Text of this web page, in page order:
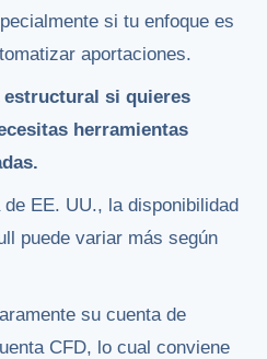
si tu enfoque es
aportaciones.
si quieres
herramientas
EE. UU., la disponibilidad
puede variar más según
su cuenta de
CFD, lo cual conviene